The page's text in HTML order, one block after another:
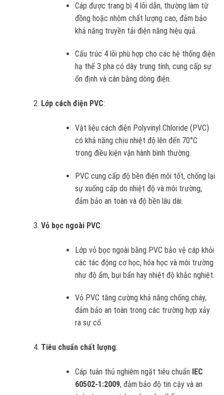
Cáp được trang bị 4 lõi dẫn, thường làm từ
đồng hoặc nhôm chất lượng cao, đảm bảo
khả năng truyền tải điện năng hiệu quả.
Cấu trúc 4 lõi phù hợp cho các hệ thống điện
hạ thế 3 pha có dây trung tính, cung cấp sự
ổn định và cân bằng dòng điện.
Lớp cách điện PVC:
Vật liệu cách điện Polyvinyl Chloride (PVC)
có khả năng chịu nhiệt độ lên đến 70°C
trong điều kiện vận hành bình thường.
PVC cung cấp độ bền điện môi tốt, chống lại
sự xuống cấp do nhiệt độ và môi trường,
đảm bảo an toàn và độ bền lâu dài.
Vỏ bọc ngoài PVC:
Lớp vỏ bọc ngoài bằng PVC bảo vệ cáp khỏi
các tác động cơ học, hóa học và môi trường
như độ ẩm, bụi bẩn hay nhiệt độ khắc nghiệt.
Vỏ PVC tăng cường khả năng chống cháy,
đảm bảo an toàn trong các trường hợp xảy
ra sự cố.
Tiêu chuẩn chất lượng:
Cáp tuân thủ nghiêm ngặt tiêu chuẩn
IEC
60502-1:2009, đảm bảo độ tin cậy và an